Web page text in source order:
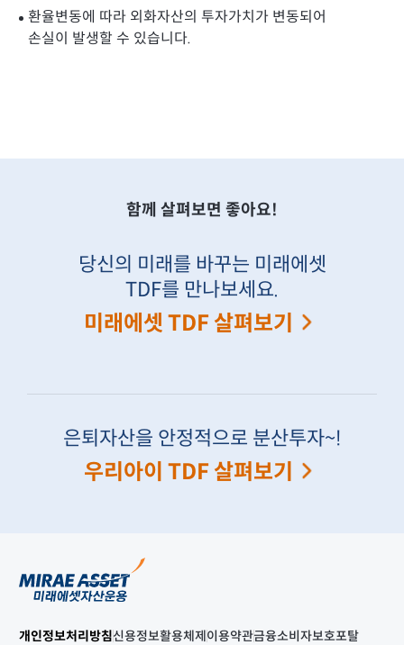
환율변동에 따라 외화자산의 투자가치가 변동되어
손실이 발생할 수 있습니다.
함께 살펴보면 좋아요!
당신의 미래를 바꾸는 미래에셋
TDF를 만나보세요.
미래에셋 TDF 살펴보기
은퇴자산을 안정적으로 분산투자~!
우리아이 TDF 살펴보기
개인정보처리방침신용정보활용체제 이용약관금융소비자보호포탈